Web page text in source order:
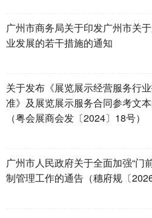
广州市商务局关于印发广州市关
业发展的若干措施的通知
关于发布《展览展示经营服务行
准》及展览展示服务合同参考文
（粤会展商会发〔2024〕18号）
广州市人民政府关于全面加强“门
制管理工作的通告（穗府规〔2026